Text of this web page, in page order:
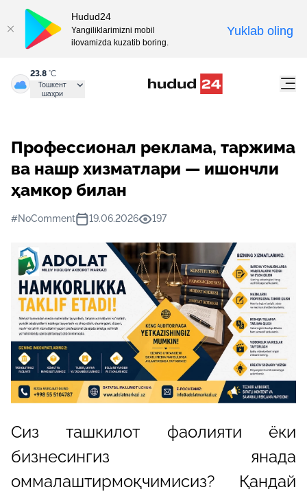
23.8 °C
Тошкент
шаҳри
Профессионал реклама, таржима
ва нашр хизматлари — ишончли
ҳамкор билан
#NoComment 19.06.2026 197
Сиз ташкилот фаолияти ёки
бизнесингиз янада
оммалаштирмоқчимисиз? Қандай
Hudud24
Yangiliklarimizni mobil
ilovamizda kuzatib boring.
Yuklab oling